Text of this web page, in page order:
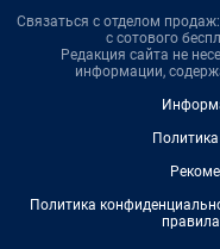
Связаться с отделом
с сотового
Редакция сайта не
информации,
Политика